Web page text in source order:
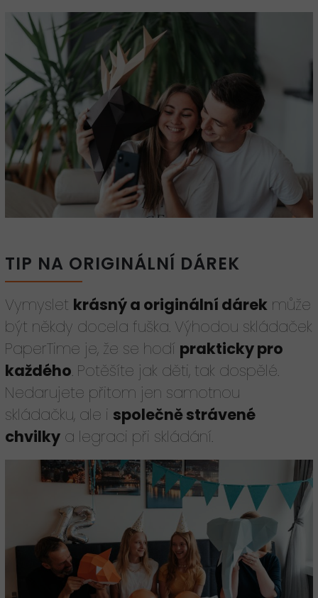
TIP NA ORIGINÁLNÍ DÁREK
Vymyslet krásný a originální dárek může
být někdy docela fuška. Výhodou skládaček
PaperTime je, že se hodí prakticky pro
každého. Potěšíte jak děti, tak dospělé.
Nedarujete přitom jen samotnou
skládačku, ale i společně strávené
chvilky a legraci při skládání.